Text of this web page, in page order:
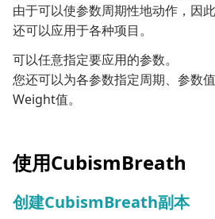
由于可以使参数周期性地动作，因
还可以应用于各种项目。
可以任意指定要应用的参数。
您还可以为各参数指定周期、参数
Weight值。
使用CubismBreath
创建CubismBreath副本